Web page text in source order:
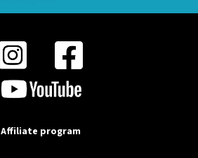
Affiliate program